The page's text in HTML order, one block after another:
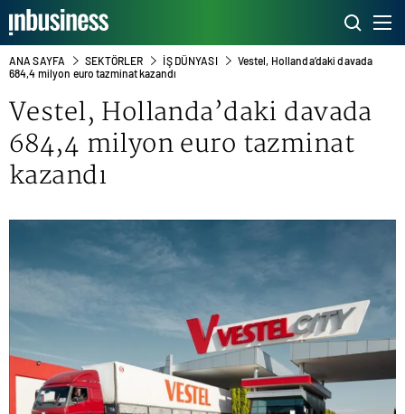
ANA SAYFA SEKTÖRLER İŞ DÜNYASI
Vestel, Hollanda’daki davada
684,4 milyon euro tazminat kazandı
Vestel, Hollanda’daki davada
684,4 milyon euro tazminat
kazandı